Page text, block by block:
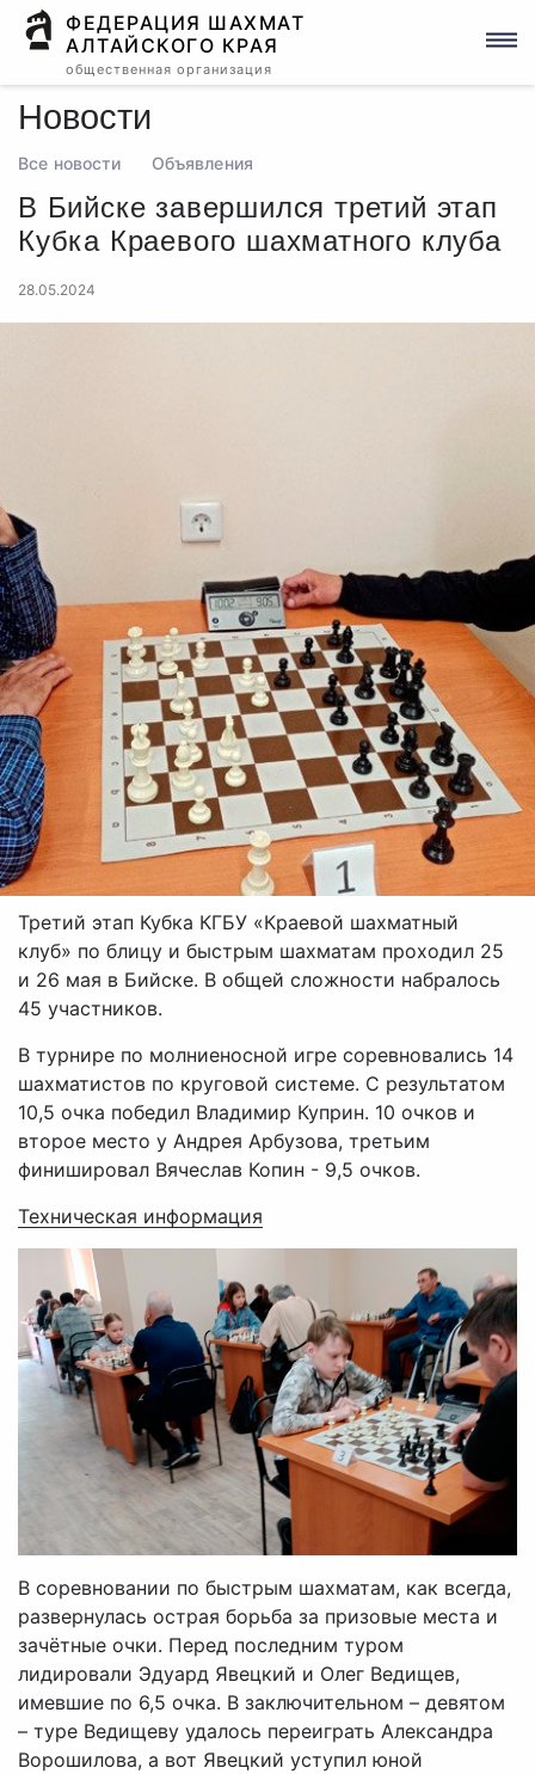
ФЕДЕРАЦИЯ ШАХМАТ
АЛТАЙСКОГО КРАЯ
общественная организация
Новости
Все новости Объявления
В Бийске завершился третий этап
Кубка Краевого шахматного клуба
28.05.2024
Третий этап Кубка КГБУ «Краевой шахматный
клуб» по блицу и быстрым шахматам проходил 25
и 26 мая в Бийске. В общей сложности набралось
45 участников.
В турнире по молниеносной игре соревновались 14
шахматистов по круговой системе. С результатом
10,5 очка победил Владимир Куприн. 10 очков и
второе место у Андрея Арбузова, третьим
финишировал Вячеслав Копин - 9,5 очков.
Техническая информация
В соревновании по быстрым шахматам, как всегда,
развернулась острая борьба за призовые места и
зачётные очки. Перед последним туром
лидировали Эдуард Явецкий и Олег Ведищев,
имевшие по 6,5 очка. В заключительном – девятом
– туре Ведищеву удалось переиграть Александра
Ворошилова, а вот Явецкий уступил юной